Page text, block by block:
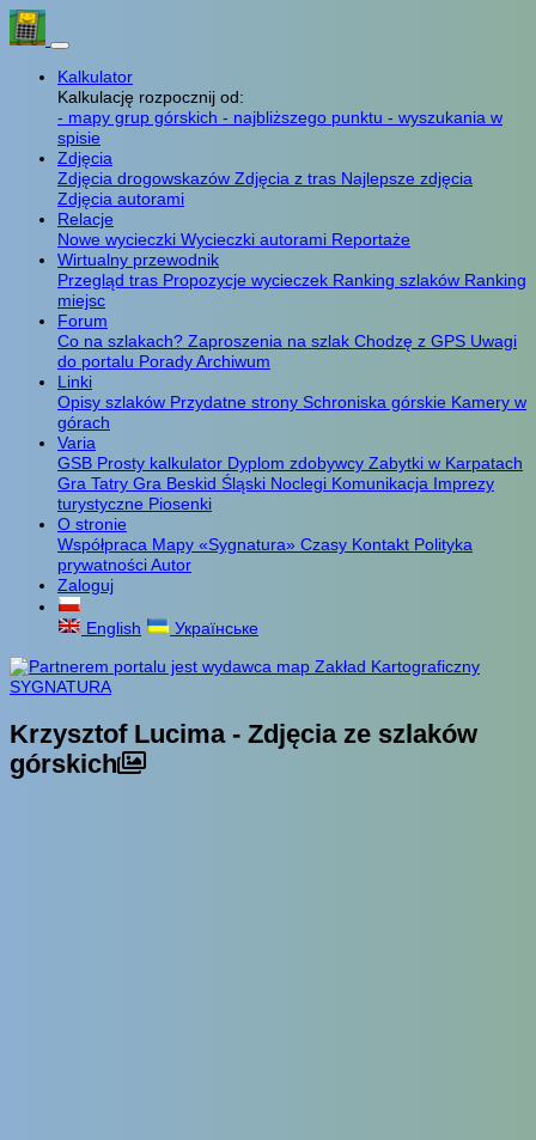
Kalkulator
Kalkulację rozpocznij od:
- mapy grup górskich - najbliższego punktu - wyszukania w
spisie
Zdjęcia
Zdjęcia drogowskazów Zdjęcia z tras Najlepsze zdjęcia
Zdjęcia autorami
Relacje
Nowe wycieczki Wycieczki autorami Reportaże
Wirtualny przewodnik
Przegląd tras Propozycje wycieczek Ranking szlaków Ranking
miejsc
Forum
Co na szlakach? Zaproszenia na szlak Chodzę z GPS Uwagi
do portalu PoradyArchiwum
Linki
Opisy szlaków Przydatne strony Schroniska górskie Kamery w
górach
Varia
GSB Prosty kalkulator Dyplom zdobywcy Zabytki w Karpatach
Gra Tatry Gra Beskid Śląski Noclegi Komunikacja Imprezy
turystyczne Piosenki
O stronie
Współpraca Mapy «Sygnatura» Czasy Kontakt Polityka
prywatnościAutor
Zaloguj
English Українське
Krzysztof Lucima - Zdjęcia ze szlaków
górskich